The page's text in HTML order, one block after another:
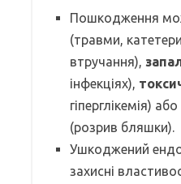
Пошкодження
(травми,
втручання),
інфекціях),
гіперглікемія) або
(розрив бляшки).
Ушкоджений
захисні